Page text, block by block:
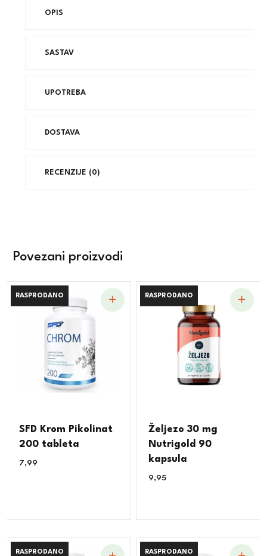
OPIS
SASTAV
UPOTREBA
DOSTAVA
RECENZIJE (0)
Povezani proizvodi
RASPRODANO
RASPRODANO
SFD Krom Pikolinat
200 tableta
7,99
RASPRODANO
RASPRODANO
Željezo 30 mg
Nutrigold 90
kapsula
9,95
RASPRODANO
RASPRODANO RASPRODANO
RASPRODANO